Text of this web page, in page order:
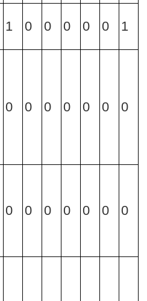
1 0 0 0 0 0 1
0 0 0 0 0 0 0
0 0 0 0 0 0 0